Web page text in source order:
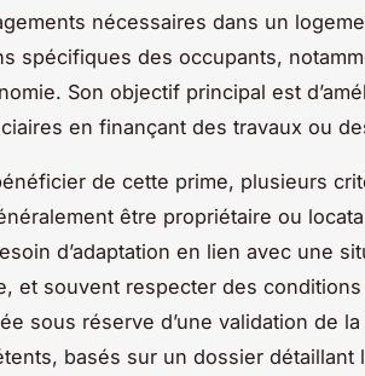
nécessaires dans un
spécifiques des occupants,
Son objectif principal est
en finançant des travaux ou
de cette prime, plusieurs
être propriétaire ou
d’adaptation en lien avec une
et souvent respecter des
sous réserve d’une validation de
basés sur un dossier détaillant